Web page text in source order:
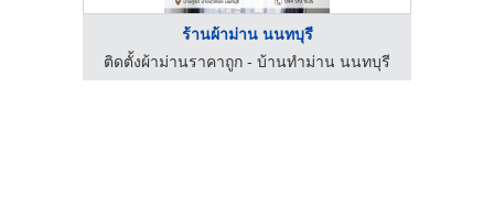
ร้านผ้าม่าน นนทบุรี
ติดตั้งผ้าม่านราคาถูก - บ้านทำม่าน นนทบุรี